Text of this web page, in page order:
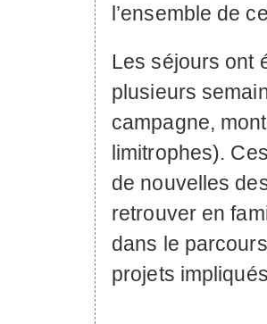
l’ensemble de
Les séjours ont
plusieurs
campagne,
limitrophes).
de nouvelles
retrouver en
dans le
projets